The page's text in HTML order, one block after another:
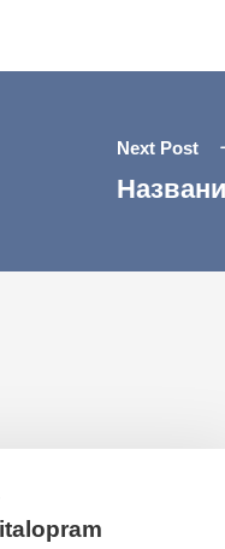
Next Post